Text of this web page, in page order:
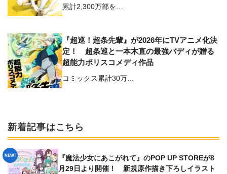
累計2,300万部を…
『超巡！超条先輩』が2026年にTVアニメ化決
定！ 超条巡と⼀本⽊直の最強バディが贈る
超能⼒ポリスコメディ作品
コミックス累計30万…
新着記事はこちら
『魔法少女にあこがれて』のPOP UP STOREが8
月29日より開催！ 新規原作描き下ろしイラスト